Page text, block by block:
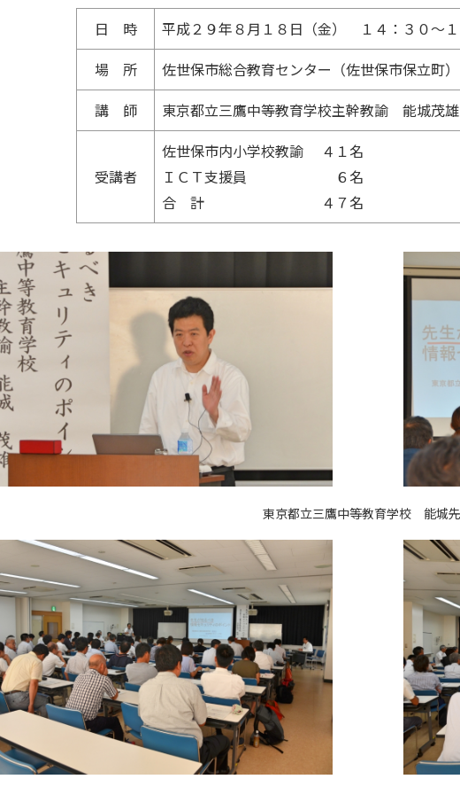
日 時
平成２９年８月１８日（金） １４：３０～
場 所
佐世保市総合教育センター（佐世保市保立町）
講 師
東京都立三鷹中等教育学校主幹教諭 能城茂
受講者
佐世保市内小学校教諭 ４１名
ＩＣＴ支援員 ６名
合 計 ４７名
東京都立三鷹中等教育学校 能城